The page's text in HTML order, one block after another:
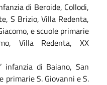
di Beroide, Collodi,
S Brizio, Villa Redenta,
e scuole primarie
Villa Redenta, XX
infanzia di Baiano, San
primarie S. Giovanni e S.